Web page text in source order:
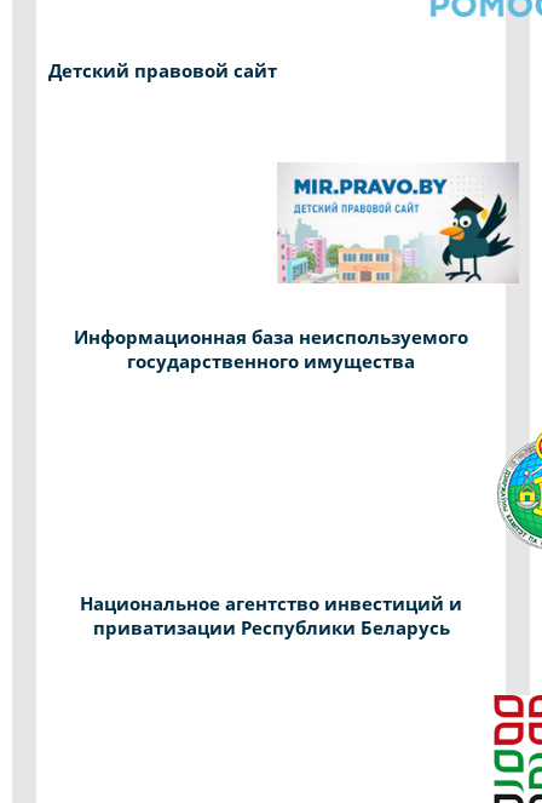
Детский правовой сайт
Информационная база неиспользуемого
государственного имущества
Национальное агентство инвестиций и
приватизации Республики Беларусь